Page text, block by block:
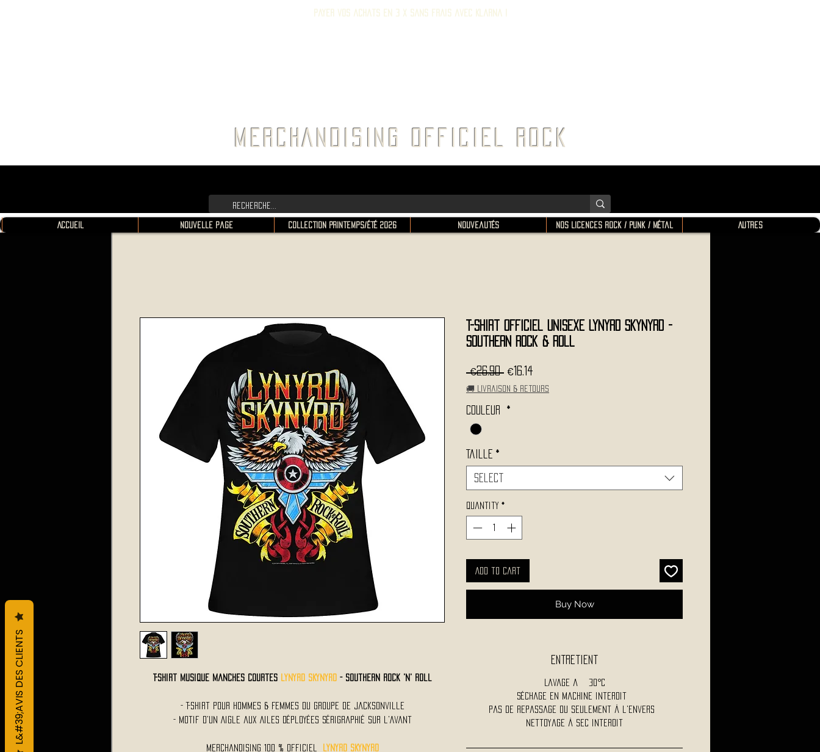
Payer vos achats en 3 x sans frais avec Klarna !
MERCHANDISING OFFICIEL ROCK
Accueil Nouvelle page Collection Printemps/Été 2026 Nouveautés Nos Licences Rock / Punk / Métal Autres
T-Shirt Musique Manches Courtes LYNYRD SKYNYRD - Southern Rock 'N' Roll
- T-Shirt Pour Hommes & Femmes du Groupe de Jacksonville
- Motif d'un Aigle aux Ailes Déployées Sérigraphié sur l'Avant
Merchandising 100 % Officiel
LYNYRD SKYNYRD
T-Shirt Officiel Unisexe LYNYRD SKYNYRD -
Southern Rock & Roll
€26.90 Regular
Price
€16.14
Price
🚚 Livraison & retours
Couleur *
Taille *
Select
Quantity *
Add to Cart
Buy Now
Entretient
Lavage a 30°C
Séchage en machine interdit
Pas de repassage ou seulement à l'envers
Nettoyage à sec interdit
L&#39;AVIS DES CLIENTS